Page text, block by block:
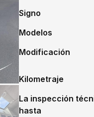
Signo
Modelos
Modificación
Kilometraje
La inspección
hasta